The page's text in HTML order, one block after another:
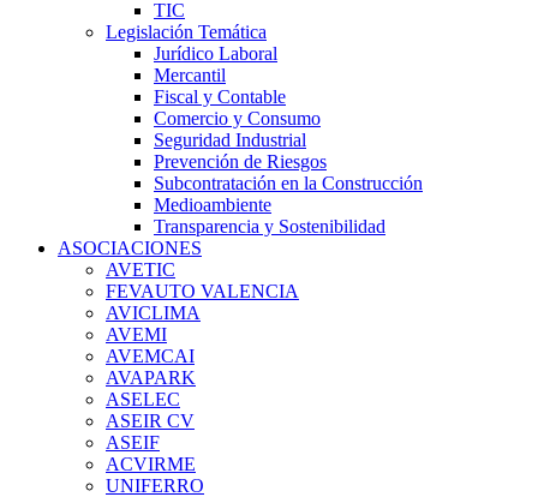
TIC
Legislación Temática
Jurídico Laboral
Mercantil
Fiscal y Contable
Comercio y Consumo
Seguridad Industrial
Prevención de Riesgos
Subcontratación en la Construcción
Medioambiente
Transparencia y Sostenibilidad
ASOCIACIONES
AVETIC
FEVAUTO VALENCIA
AVICLIMA
AVEMI
AVEMCAI
AVAPARK
ASELEC
ASEIR CV
ASEIF
ACVIRME
UNIFERRO